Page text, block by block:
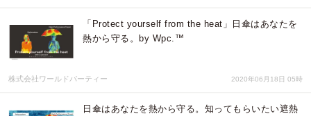
「Protect yourself from the heat」日傘はあなたを
熱から守る。by Wpc.™
株式会社ワールドパーティー 2020年06月18日 05時
日傘はあなたを熱から守る。知ってもらいたい遮熱